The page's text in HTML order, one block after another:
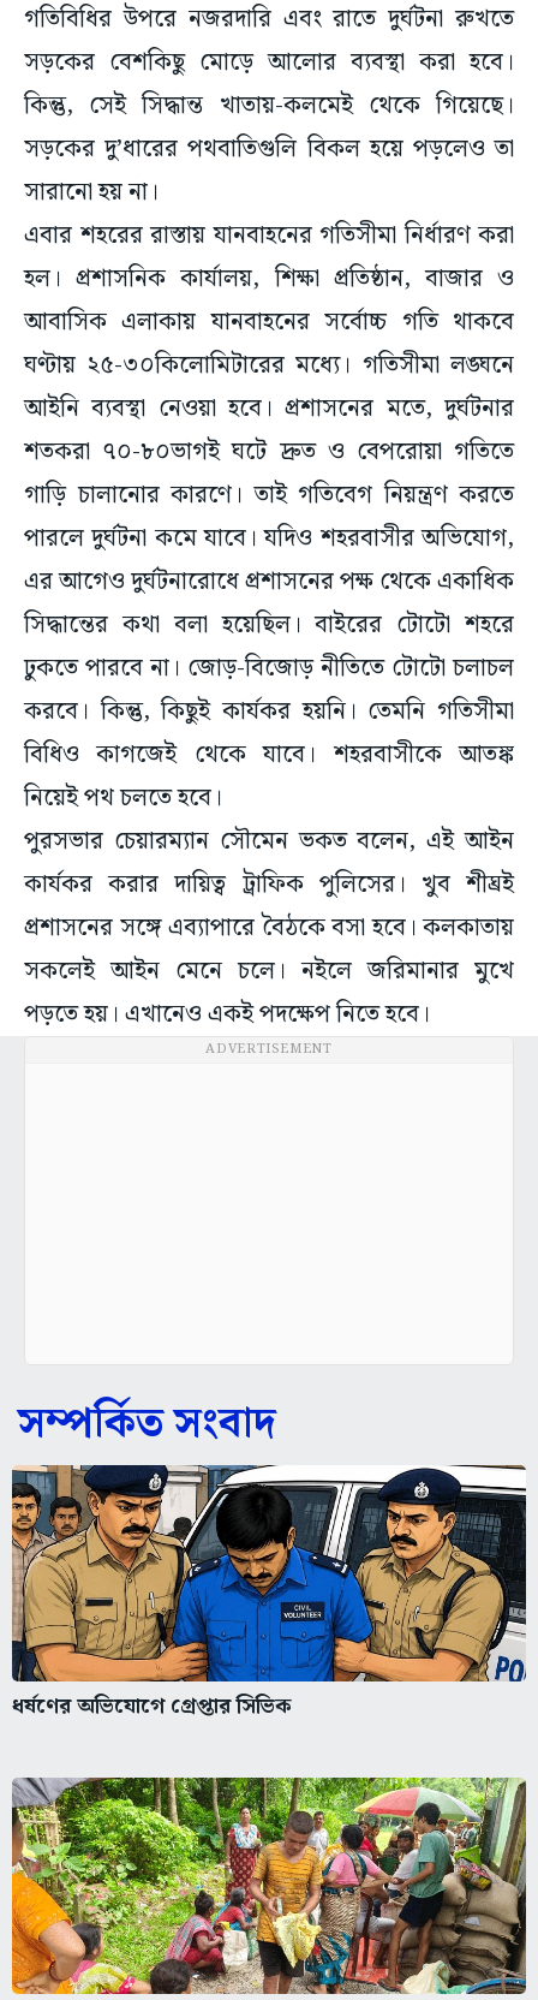
গতিবিধির উপরে নজরদারি এবং রাতে দুর্ঘটনা রুখতে
সড়কের বেশকিছু মোড়ে আলোর ব্যবস্থা করা হবে।
কিন্তু, সেই সিদ্ধান্ত খাতায়-কলমেই থেকে গিয়েছে।
সড়কের দু’ধারের পথবাতিগুলি বিকল হয়ে পড়লেও তা
সারানো হয় না।
এবার শহরের রাস্তায় যানবাহনের গতিসীমা নির্ধারণ করা
হল। প্রশাসনিক কার্যালয়, শিক্ষা প্রতিষ্ঠান, বাজার ও
আবাসিক এলাকায় যানবাহনের সর্বোচ্চ গতি থাকবে
ঘণ্টায় ২৫-৩০কিলোমিটারের মধ্যে। গতিসীমা লঙ্ঘনে
আইনি ব্যবস্থা নেওয়া হবে। প্রশাসনের মতে, দুর্ঘটনার
শতকরা ৭০-৮০ভাগই ঘটে দ্রুত ও বেপরোয়া গতিতে
গাড়ি চালানোর কারণে। তাই গতিবেগ নিয়ন্ত্রণ করতে
পারলে দুর্ঘটনা কমে যাবে। যদিও শহরবাসীর অভিযোগ,
এর আগেও দুর্ঘটনারোধে প্রশাসনের পক্ষ থেকে একাধিক
সিদ্ধান্তের কথা বলা হয়েছিল। বাইরের টোটো শহরে
ঢুকতে পারবে না। জোড়-বিজোড় নীতিতে টোটো চলাচল
করবে। কিন্তু, কিছুই কার্যকর হয়নি। তেমনি গতিসীমা
বিধিও কাগজেই থেকে যাবে। শহরবাসীকে আতঙ্ক
নিয়েই পথ চলতে হবে।
পুরসভার চেয়ারম্যান সৌমেন ভকত বলেন, এই আইন
কার্যকর করার দায়িত্ব ট্রাফিক পুলিসের। খুব শীঘ্রই
প্রশাসনের সঙ্গে এব্যাপারে বৈঠকে বসা হবে। কলকাতায়
সকলেই আইন মেনে চলে। নইলে জরিমানার মুখে
পড়তে হয়। এখানেও একই পদক্ষেপ নিতে হবে।
ADVERTISEMENT
সম্পর্কিত সংবাদ
ধর্ষণের অভিযোগে গ্রেপ্তার সিভিক